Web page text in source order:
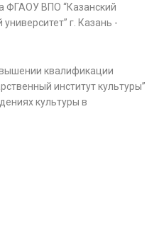
ФГАОУ ВПО “Казанский
г. Казань -
квалификации
институт культуры”
культуры в